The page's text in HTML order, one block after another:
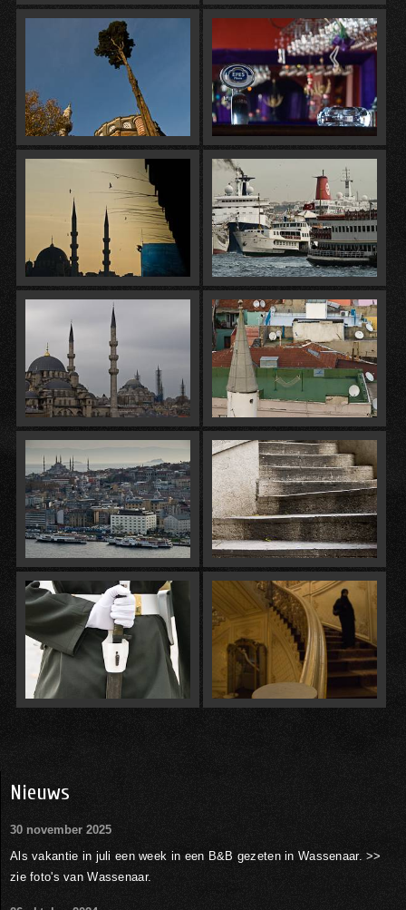
Nieuws
30 november 2025
Als vakantie in juli een week in een B&B gezeten in Wassenaar. >>
zie foto's van Wassenaar.